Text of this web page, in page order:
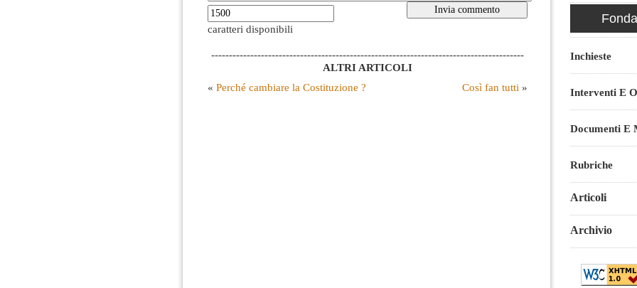
caratteri disponibili
----------------------------------------------------------------------------------------
ALTRI ARTICOLI
« Perché cambiare la Costituzione ? Così fan tutti »
Inchieste
Interventi E
Documenti E
Rubriche
Articoli
Archivio